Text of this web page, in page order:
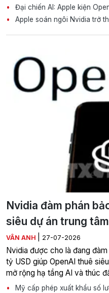
Đại chiến AI: Apple kiện
Apple soán ngôi Nvidia trở
Nvidia đàm phán
siêu dự án trung
VÂN ANH 27-07-2026
Nvidia được cho là đang
tỷ USD giúp OpenAI thuê
mở rộng hạ tầng AI và thúc
Mỹ cấp phép xuất khẩu số